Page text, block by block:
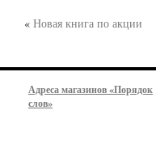
« Новая книга по акции
Адреса магазинов «Порядок
слов»